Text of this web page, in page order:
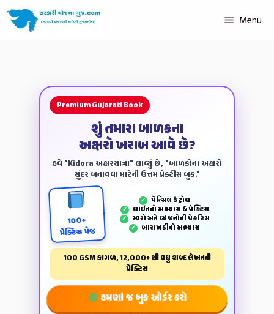
Menu
Premium Gujarati Book
શું તમારા બાળકના
અક્ષરો ખરાબ આવે છે?
હવે "Kidora અક્ષરયાત્રા" લાવ્યું છે, "બાળકોના અક્ષરો
સુંદર બનાવવા માટેની ઉત્તમ પ્રેક્ટીસ બુક."
100+
પ્રેક્ટિસ પેજ
✓ પેન્‍સિલ કંટ્રોલ
✓ લાઈનનો અભ્યાસ & પ્રેક્ટિસ
✓ સ્વરો અને વ્યંજનોની પ્રેકટિસ
✓ બારાખડીનો અભ્યાસ
100 GSM કાગળ, 12,000+ થી વધુ શબ્દ લેખનની
પ્રેક્ટિસ
હમણાં જ બુક ઓર્ડર કરો